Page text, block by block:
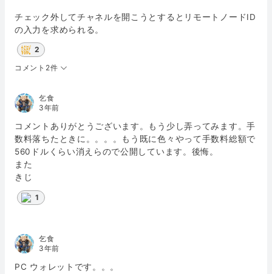
チェック外してチャネルを開こうとするとリモートノードID
の入力を求められる。
2
コメント2件
乞食
3年前
コメントありがとうございます。もう少し弄ってみます。手
数料落ちたときに。。。。もう既に色々やって手数料総額で
560ドルくらい消えらので公開しています。後悔。
また
きじ
1
乞食
3年前
PC ウォレットです。。。